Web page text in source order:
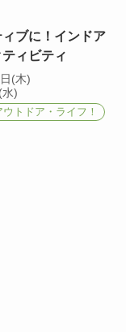
ブに！インドア
ィビティ
(木)
)
トドア・ライフ！